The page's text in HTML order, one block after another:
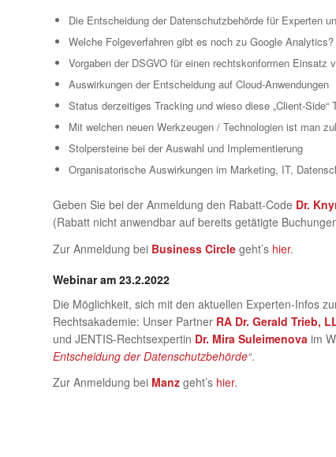
Die Entscheidung der Datenschutzbehörde für Experten
Welche Folgeverfahren gibt es noch zu Google Analytics?
Vorgaben der DSGVO für einen rechtskonformen Einsatz
Auswirkungen der Entscheidung auf Cloud-Anwendungen
Status derzeitiges Tracking und wieso diese „Client-Side“
Mit welchen neuen Werkzeugen / Technologien ist man
Stolpersteine bei der Auswahl und Implementierung
Organisatorische Auswirkungen im Marketing, IT,
Geben Sie bei der Anmeldung den Rabatt-Code Dr.
(Rabatt nicht anwendbar auf bereits getätigte
Zur Anmeldung bei Business Circle geht’s hier.
Webinar am 23.2.2022
Die Möglichkeit, sich mit den aktuellen Experten-Infos
Rechtsakademie: Unser Partner RA Dr. Gerald Trieb,
und JENTIS-Rechtsexpertin Dr. Mira Suleimenova im
Entscheidung der Datenschutzbehörde“.
Zur Anmeldung bei Manz geht’s hier.